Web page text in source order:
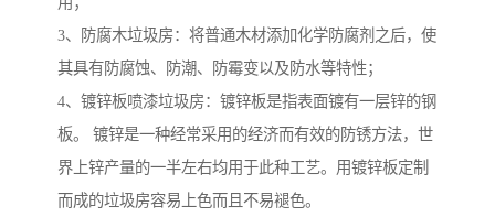
3、防腐木垃圾房：将普通木材添加化学防腐剂之后，使
其具有防腐蚀、防潮、防霉变以及防水等特性；
4、镀锌板喷漆垃圾房：镀锌板是指表面镀有一层锌的钢
板。 镀锌是一种经常采用的经济而有效的防锈方法，世
界上锌产量的一半左右均用于此种工艺。用镀锌板定制
而成的垃圾房容易上色而且不易褪色。